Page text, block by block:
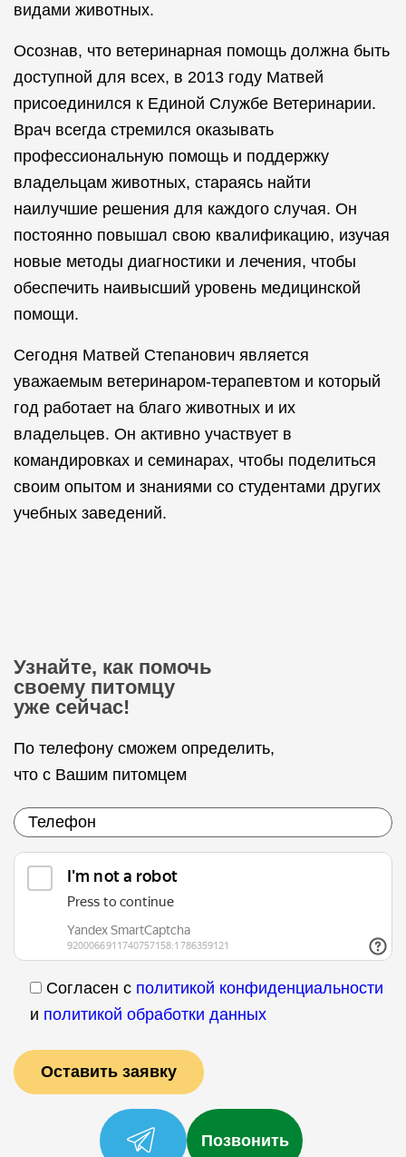
видами животных.
Осознав, что ветеринарная помощь должна быть
доступной для всех, в 2013 году Матвей
присоединился к Единой Службе Ветеринарии.
Врач всегда стремился оказывать
профессиональную помощь и поддержку
владельцам животных, стараясь найти
наилучшие решения для каждого случая. Он
постоянно повышал свою квалификацию, изучая
новые методы диагностики и лечения, чтобы
обеспечить наивысший уровень медицинской
помощи.
Сегодня Матвей Степанович является
уважаемым ветеринаром-терапевтом и который
год работает на благо животных и их
владельцев. Он активно участвует в
командировках и семинарах, чтобы поделиться
своим опытом и знаниями со студентами других
учебных заведений.
Узнайте, как помочь
своему питомцу
уже сейчас!
По телефону сможем определить,
что с Вашим питомцем
Согласен с политикой конфиденциальности
и политикой обработки данных
Позвонить